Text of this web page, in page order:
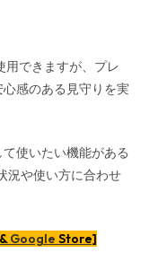
できますが、プレ
感のある見守りを実
使いたい機能がある
況や使い方に合わせ
Google Store]